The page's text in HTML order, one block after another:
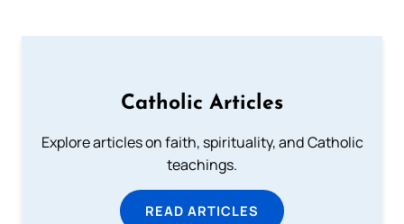
Catholic Articles
Explore articles on faith, spirituality, and Catholic
teachings.
READ ARTICLES